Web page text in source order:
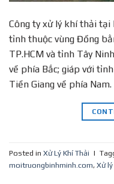
Công ty xử lý khí thải
tỉnh thuộc vùng Đồng
TP.HCM và tỉnh Tây
về phía Bắc; giáp với
Tiền Giang về phía
Posted in Xử Lý Khí Thải |
moitruongbinhminh.com, Xử